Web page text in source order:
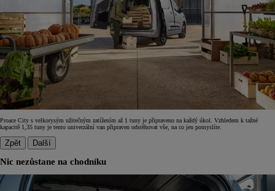
Proace City s velkorysým užitečným zatížením až 1 tuny je připraveno na každý úkol. Vzhledem k tažné
kapacitě 1,35 tuny je tento univerzální van připraven odstěhovat vše, na co jen pomyslíte.
Zpět Další
Nic nezůstane na chodníku